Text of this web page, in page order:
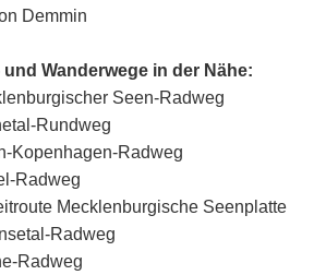
Demmin
und Wanderwege in der Nähe:
Seen-Radweg
Rundweg
Kopenhagen-Radweg
Radweg
Mecklenburgische Seenplatte
Radweg
Radweg